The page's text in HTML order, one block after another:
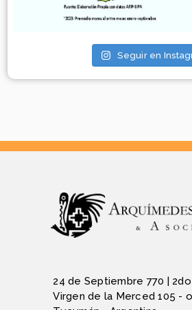
Seguir en
24 de Septiembre 770 |
Virgen de la Merced 105 -